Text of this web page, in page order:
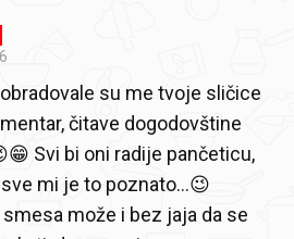
obradovale su me tvoje sličice
čitave dogodovštine
Svi bi oni radije pančeticu,
mi je to poznato...😉
smesa može i bez jaja da se